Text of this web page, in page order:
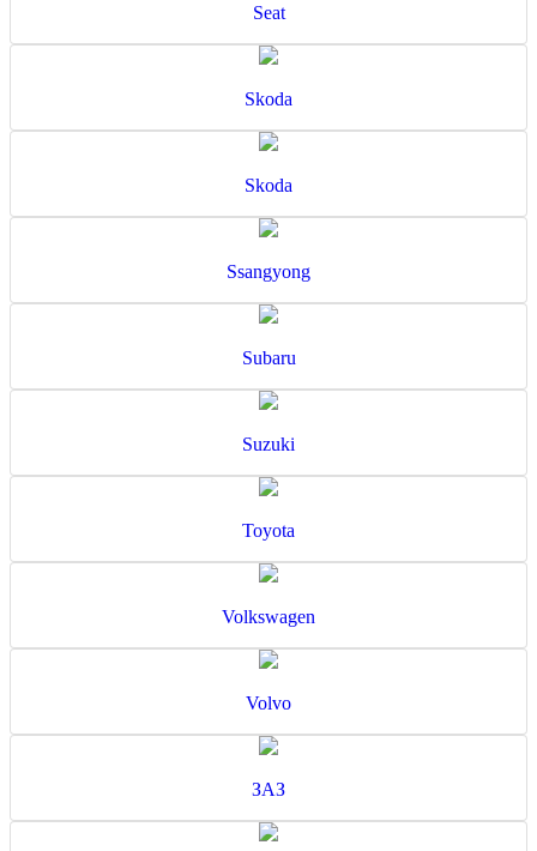
Seat
Skoda
Skoda
Ssangyong
Subaru
Suzuki
Toyota
Volkswagen
Volvo
ЗАЗ